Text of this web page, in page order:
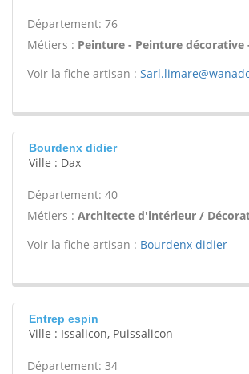
Département: 76
Métiers : Peinture - Peinture décorative
Voir la fiche artisan :
Bourdenx didier
Ville : Dax
Département: 40
Métiers : Architecte d'intérieur /
Voir la fiche artisan : Bourdenx didier
Entrep espin
Ville : Issalicon, Puissalicon
Département: 34